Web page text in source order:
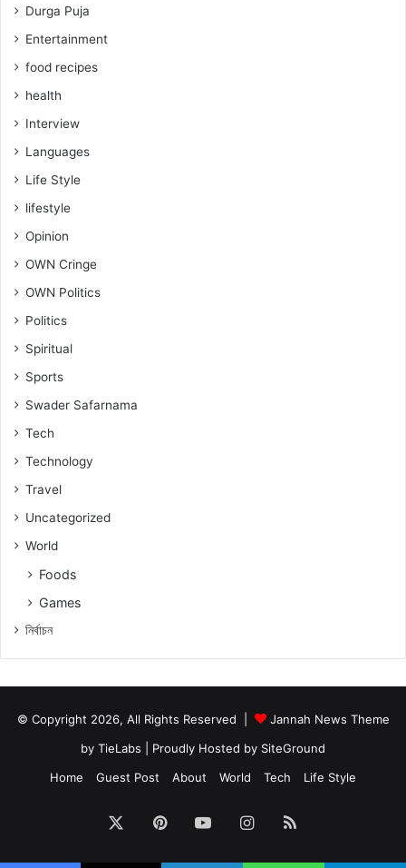
Durga Puja
Entertainment
food recipes
health
Interview
Languages
Life Style
lifestyle
Opinion
OWN Cringe
OWN Politics
Politics
Spiritual
Sports
Swader Safarnama
Tech
Technology
Travel
Uncategorized
World
Foods
Games
নিৰ্বাচন
© Copyright 2026, All Rights Reserved |
Jannah News Theme
by TieLabs | Proudly Hosted by SiteGround
Home
Guest Post About World Tech Life Style
PinterestYouTubeInstagram